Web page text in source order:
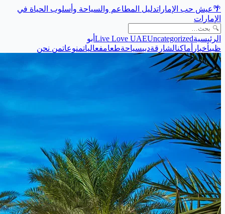
🌴عيش حب الإماراتدليل المطاعم والسياحة وأسلوب الحياة في
الإمارات
الرئيسية Live Love UAEUncategorized
أبو
ظبيأخبار أماكنالشارقةدبيسياحةطعامفعالياتمنوعاتمن نحن